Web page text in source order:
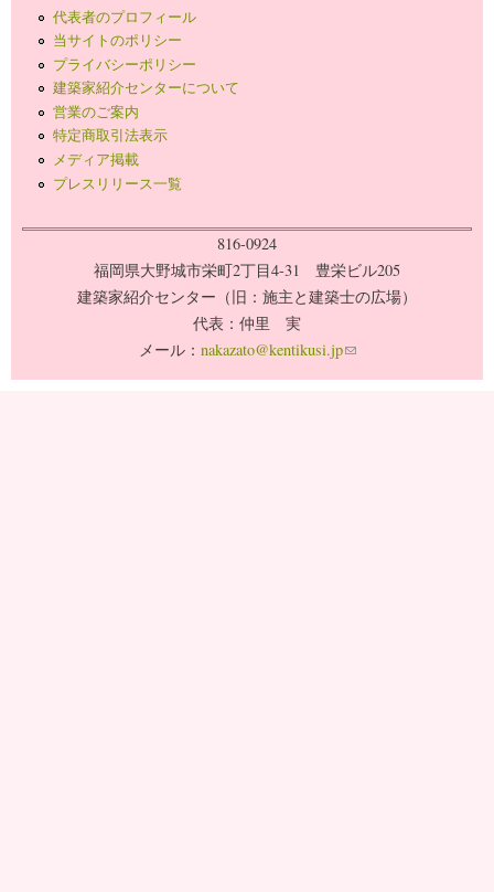
代表者のプロフィール
当サイトのポリシー
プライバシーポリシー
建築家紹介センターについて
営業のご案内
特定商取引法表示
メディア掲載
プレスリリース一覧
816-0924
福岡県大野城市栄町2丁目4-31 豊栄ビル205
建築家紹介センター（旧：施主と建築士の広場）
代表：仲里 実
メール： nakazato@kentikusi.jp(link sends e-mail)